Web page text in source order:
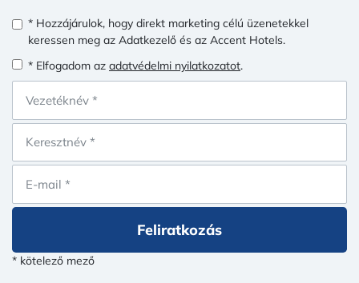
* Hozzájárulok, hogy direkt marketing célú üzenetekkel
keressen meg az Adatkezelő és az Accent Hotels.
* Elfogadom az adatvédelmi nyilatkozatot.
Feliratkozás
* kötelező mező